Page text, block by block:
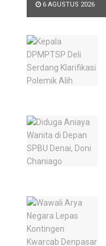
6 AGUSTUS 2026